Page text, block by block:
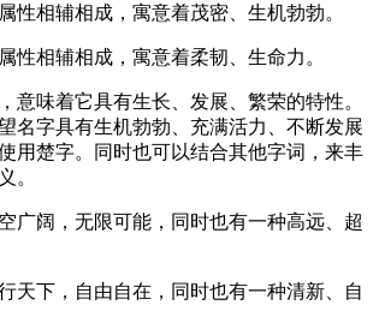
性相辅相成，寓意着茂密、生机勃勃。
性相辅相成，寓意着柔韧、生命力。
意味着它具有生长、发展、繁荣的特性。
名字具有生机勃勃、充满活力、不断发展
用楚字。同时也可以结合其他字词，来丰
。
广阔，无限可能，同时也有一种高远、超
天下，自由自在，同时也有一种清新、自